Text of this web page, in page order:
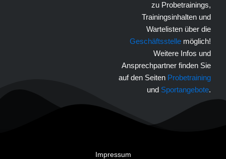
zu Probetrainings,
Trainingsinhalten und
Wartelisten über die
Geschäftsstelle möglich!
Weitere Infos und
Ansprechpartner finden Sie
auf den Seiten Probetraining
und Sportangebote.
Impressum